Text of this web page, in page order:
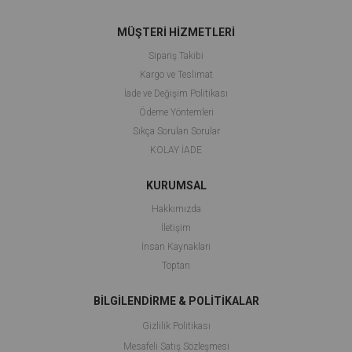
MÜŞTERİ HİZMETLERİ
Sipariş Takibi
Kargo ve Teslimat
İade ve Değişim Politikası
Ödeme Yöntemleri
Sıkça Sorulan Sorular
KOLAY İADE
KURUMSAL
Hakkımızda
İletişim
İnsan Kaynakları
Toptan
BİLGİLENDİRME & POLİTİKALAR
Gizlilik Politikası
Mesafeli Satış Sözleşmesi